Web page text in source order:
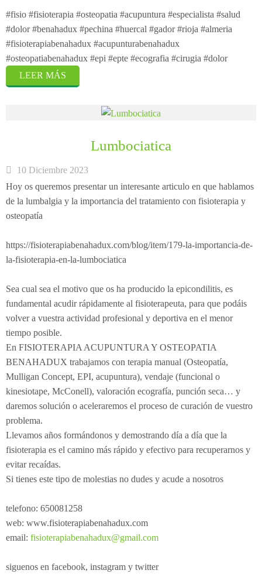
#fisio #fisioterapia #osteopatia #acupuntura #especialista #salud
#dolor #benahadux #pechina #huercal #gador #rioja #almeria
#fisioterapiabenahadux #acupunturabenahadux
#osteopatiabenahadux #epi #epte #ecografia #cirugia #dolor
LEER MÁS
Lumbociatica
10 Diciembre 2023
Hoy os queremos presentar un interesante articulo en que hablamos
de la lumbalgia y la importancia del tratamiento con fisioterapia y
osteopatía
https://fisioterapiabenahadux.com/blog/item/179-la-importancia-de-
la-fisioterapia-en-la-lumbociatica
Sea cual sea el motivo que os ha producido la epicondilitis, es
fundamental acudir rápidamente al fisioterapeuta, para que podáis
volver a vuestra actividad profesional y deportiva en el menor
tiempo posible.
En FISIOTERAPIA ACUPUNTURA Y OSTEOPATIA
BENAHADUX trabajamos con terapia manual (Osteopatía,
Mulligan Concept, EPI, acupuntura), vendaje (funcional o
kinesiotape, McConell), valoración ecografía, punción seca… y
daremos solución o aceleraremos el proceso de curación de vuestro
problema.
Llevamos años formándonos y demostrando día a día que la
fisioterapia es el camino más rápido y efectivo para recuperarnos y
evitar recaídas.
Si tienes este tipo de molestias no dudes y acude a nosotros
telefono: 650081258
web: www.fisioterapiabenahadux.com
email: fisioterapiabenahadux@gmail.com
siguenos en facebook, instagram y twitter